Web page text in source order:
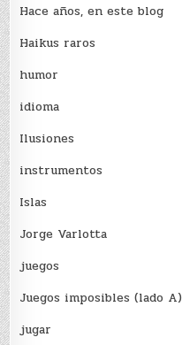
Hace años, en este blog
Haikus raros
humor
idioma
Ilusiones
instrumentos
Islas
Jorge Varlotta
juegos
Juegos imposibles (lado A)
jugar